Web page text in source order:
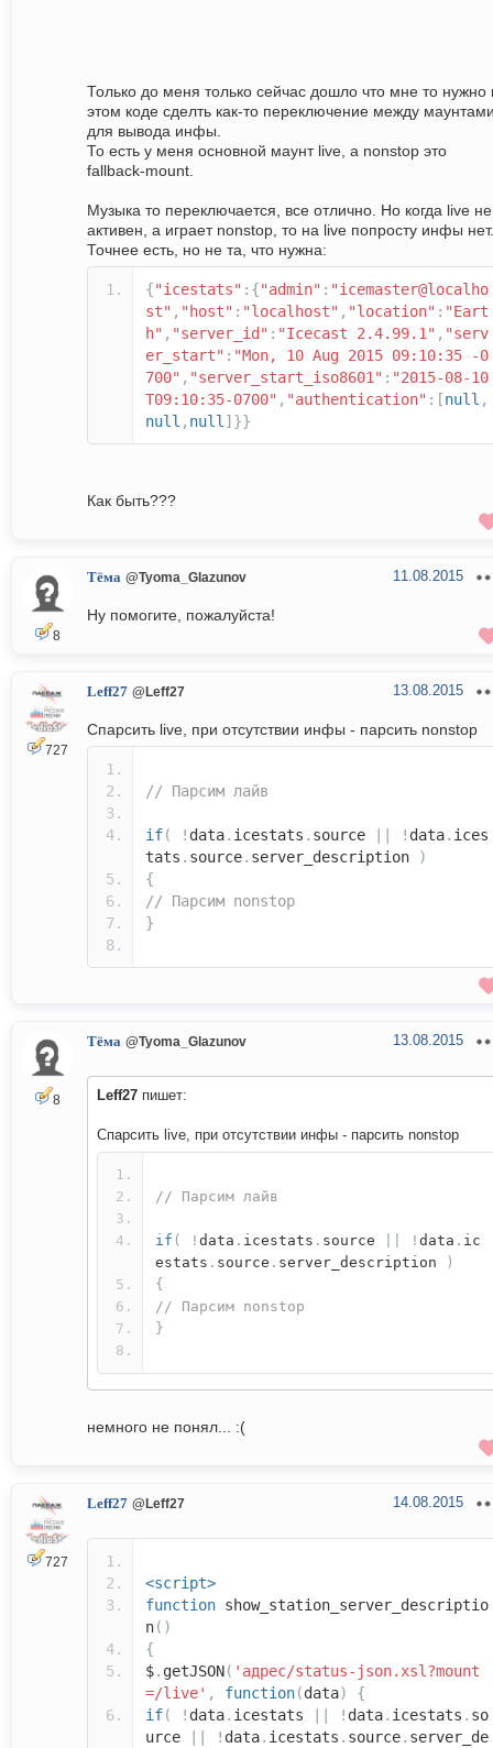
Только до меня только сейчас дошло что мне то нужно
этом коде сделть как-то переключение между
для вывода инфы.
То есть у меня основной маунт live, а nonstop это
fallback-mount.
Музыка то переключается, все отлично. Но когда live не
активен, а играет nonstop, то на live попросту инфы нет.
Точнее есть, но не та, что нужна:
{"icestats" :{"admin" : "icemaster@localho
st" , "host" : "localhost" , "location" : "Eart
h" , "server_id" : "Icecast 2.4.99.1" , "serv
er_start" : "Mon, 10 Aug 2015 09:10:35 -0
700" , "server_start_iso8601" : "2015-08-10
T09:10:35-0700" , "authentication" :[null ,
null , null ]}}
Как быть???
8
Тёма @Tyoma_Glazunov 11.08.2015
Ну помогите, пожалуйста!
727
Leff27 @Leff27 13.08.2015
Спарсить live, при отсутствии инфы - парсить nonstop
// Парсим лайв
if( ! data. icestats . source ! data. ices
tats . source. server_description
)
{
// Парсим nonstop
}
8
Тёма @Tyoma_Glazunov 13.08.2015
Leff27 пишет:
Спарсить live, при отсутствии инфы - парсить nonstop
// Парсим лайв
if ( ! data . icestats . source ! data . ic
estats . source . server_description
)
{
// Парсим nonstop
}
немного не понял... :(
727
Leff27 @Leff27 14.08.2015
<script>
function show_station_server_descriptio
n()
{
$. getJSON( 'адрес/status-json.xsl?mount
=/live' , function(data)
{
if( ! data. icestats ! data. icestats . so
urce
! data. icestats . source. server_de